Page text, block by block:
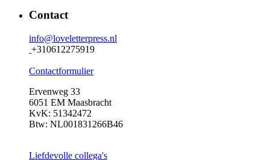
Contact
info@loveletterpress.nl
+310612275919
Contactformulier
Ervenweg 33
6051 EM Maasbracht
KvK: 51342472
Btw: NL001831266B46
Liefdevolle collega's